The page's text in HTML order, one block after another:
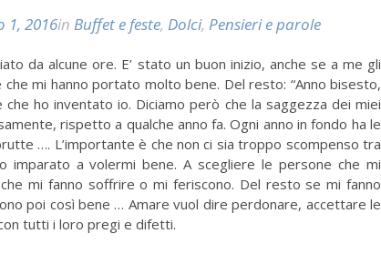
1, 2016in Buffet e feste, Dolci, Pensieri e parole
da alcune ore. E’ stato un buon inizio, anche se a me gli
mi hanno portato molto bene. Del resto: “Anno bisesto,
che ho inventato io. Diciamo però che la saggezza dei miei
rispetto a qualche anno fa. Ogni anno in fondo ha le
…. L’importante è che non ci sia troppo scompenso tra
imparato a volermi bene. A scegliere le persone che mi
mi fanno soffrire o mi feriscono. Del resto se mi fanno
poi così bene … Amare vuol dire perdonare, accettare le
tutti i loro pregi e difetti.